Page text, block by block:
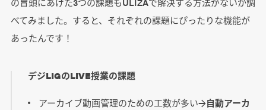
べてみました。すると、それぞれの課題にぴったりな機能が
あったんです！
デジLIGのLIVE授業の課題
アーカイブ動画管理のための工数が多い→自動アーカ